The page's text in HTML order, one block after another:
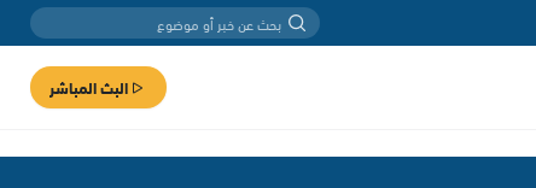
البث المباشر